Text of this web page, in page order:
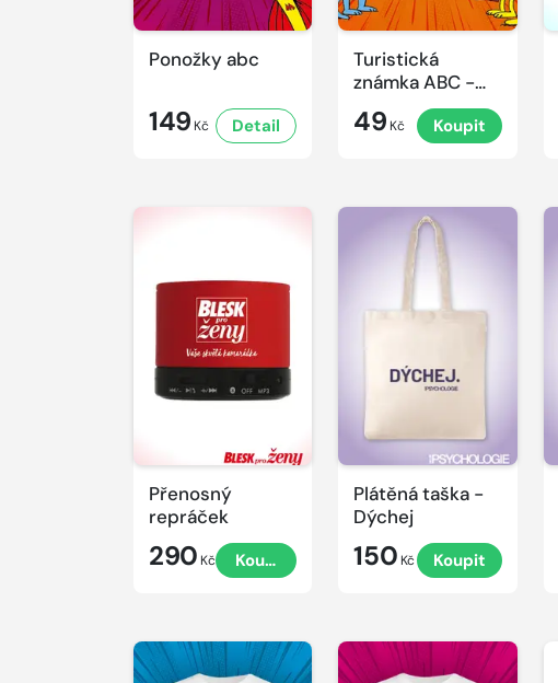
Ponožky abc
149 Kč Detail
Turistická
známka ABC -
Časová schránka
v ZOO
49 Kč Koupit
Přenosný
repráček
290 Kč Koupit
Plátěná taška -
Dýchej
150 Kč Koupit